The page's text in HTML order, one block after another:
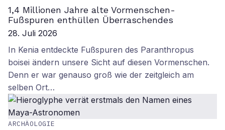
1,4 Millionen Jahre alte Vormenschen-
Fußspuren enthüllen Überraschendes
28. Juli 2026
In Kenia entdeckte Fußspuren des Paranthropus
boisei ändern unsere Sicht auf diesen Vormenschen.
Denn er war genauso groß wie der zeitgleich am
selben Ort…
ARCHÄOLOGIE